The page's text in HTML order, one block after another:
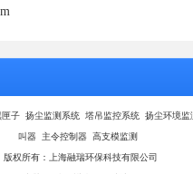
匣子 扬尘监测系统 塔吊监控系统 扬尘环境
叫器 主令控制器 高支模监测
版权所有：上海融瑞环保科技有限公司